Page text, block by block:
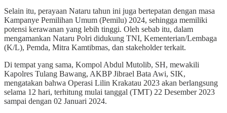
Selain itu, perayaan Nataru tahun ini juga bertepatan dengan masa
Kampanye Pemilihan Umum (Pemilu) 2024, sehingga memiliki
potensi kerawanan yang lebih tinggi. Oleh sebab itu, dalam
mengamankan Nataru Polri didukung TNI, Kementerian/Lembaga
(K/L), Pemda, Mitra Kamtibmas, dan stakeholder terkait.
Di tempat yang sama, Kompol Abdul Mutolib, SH, mewakili
Kapolres Tulang Bawang, AKBP Jibrael Bata Awi, SIK,
mengatakan bahwa Operasi Lilin Krakatau 2023 akan berlangsung
selama 12 hari, terhitung mulai tanggal (TMT) 22 Desember 2023
sampai dengan 02 Januari 2024.